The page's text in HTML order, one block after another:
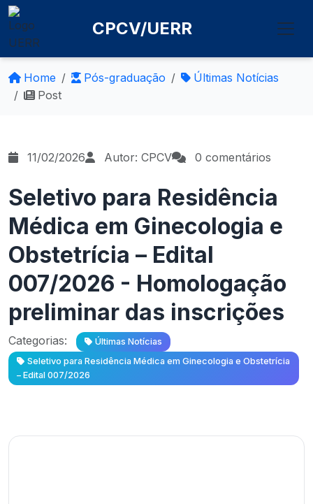
CPCV/UERR
Home Pós-graduação
Últimas Notícias
Post
11/02/2026 Autor: CPCV 0 comentários
Seletivo para Residência
Médica em Ginecologia e
Obstetrícia – Edital
007/2026 - Homologação
preliminar das inscrições
Categorias:
Últimas Notícias
Seletivo para Residência Médica em Ginecologia e Obstetrícia
– Edital 007/2026